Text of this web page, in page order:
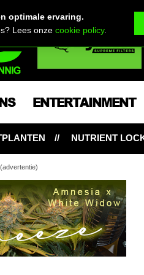
ENTERTAINMENT
LOCKOUT: HONGERIGE
(advertentie)
lekker!
topwiet & lekker
optimale ervaring.
Lees onzecookie policy.